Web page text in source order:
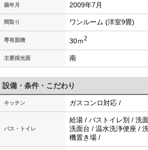
築年月 2009年7月
間取り ワンルーム (洋室9畳)
専有面積 30ｍ2
主要採光面 南
設備・条件・こだわり
キッチン ガスコンロ対応 /
バス・トイレ
給湯 / バストイレ別 / 洗
洗面台 / 温水洗浄便座 /
機置き場 /